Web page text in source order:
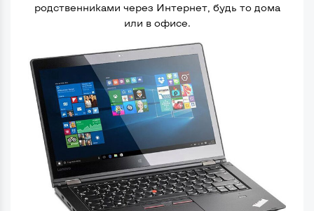
родственниками через Интернет, будь то дома
или в офисе.